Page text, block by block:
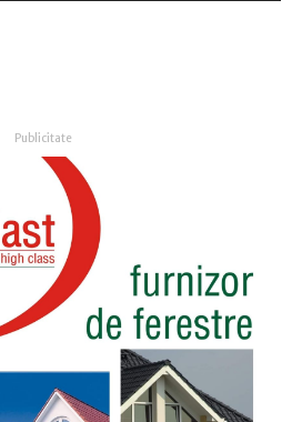
Publicitate